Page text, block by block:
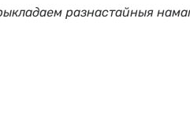
разнастайныя